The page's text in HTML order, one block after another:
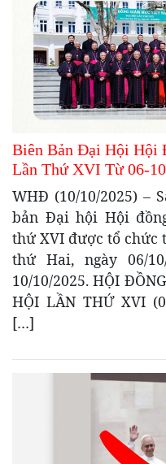
Biên Bản Đại Hội Hội
Lần Thứ XVI Từ 06-
WHĐ (10/10/2025) –
bản Đại hội Hội
thứ XVI được tổ chức
thứ Hai, ngày 06/
10/10/2025. HỘI
HỘI LẦN THỨ XVI
[…]